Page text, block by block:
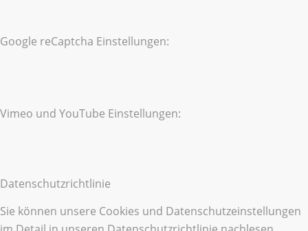
Google reCaptcha Einstellungen:
Vimeo und YouTube Einstellungen:
Datenschutzrichtlinie
Sie können unsere Cookies und Datenschutzeinstellungen